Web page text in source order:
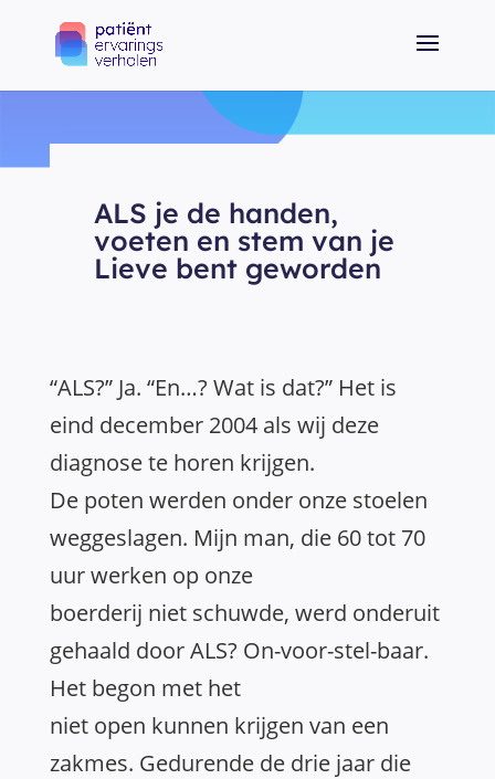
ALS je de handen,
voeten en stem van je
Lieve bent geworden
“ALS?” Ja. “En…? Wat is dat?” Het is
eind december 2004 als wij deze
diagnose te horen krijgen.
De poten werden onder onze stoelen
weggeslagen. Mijn man, die 60 tot 70
uur werken op onze
boerderij niet schuwde, werd onderuit
gehaald door ALS? On-voor-stel-baar.
Het begon met het
niet open kunnen krijgen van een
zakmes. Gedurende de drie jaar die